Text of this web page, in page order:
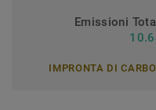
Emissioni
IMPRONTA DI